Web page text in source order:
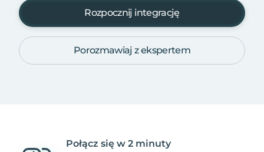
Rozpocznij integrację
Porozmawiaj z ekspertem
Połącz się w 2 minuty